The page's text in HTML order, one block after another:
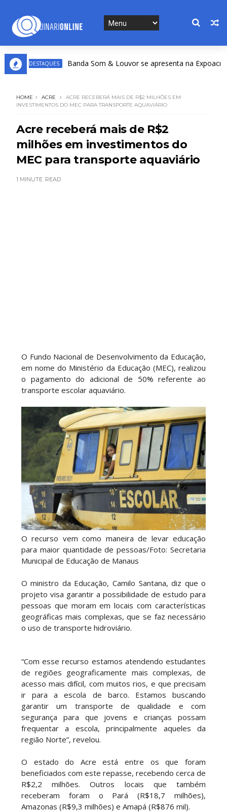
DESTAQUES Banda Som & Louvor se apresenta na Expoacre
HOME ACRE
ACRE RECEBERÁ MAIS DE R$2 MILHÕES EM
INVESTIMENTOS DO MEC PARA TRANSPORTE AQUAVIÁRIO
Acre receberá mais de R$2
milhões em investimentos do
MEC para transporte aquaviário
1 MINUTE READ
O Fundo Nacional de Desenvolvimento da Educação,
em nome do Ministério da Educação (MEC), realizou
o pagamento do adicional de 50% referente ao
transporte escolar aquaviário.
O recurso vem como maneira de levar educação
para maior quantidade de pessoas/Foto: Secretaria
Municipal de Educação de Manaus
O ministro da Educação, Camilo Santana, diz que o
projeto visa garantir a possibilidade de estudo para
pessoas que moram em locais com características
geográficas mais complexas, que se faz necessário
o uso de transporte hidroviário.
“Com esse recurso estamos atendendo estudantes
de regiões geograficamente mais complexas, de
acesso mais difícil, com muitos rios, e que precisam
ir para a escola de barco. Estamos buscando
garantir um transporte de qualidade e com
segurança para que jovens e crianças possam
frequentar a escola, principalmente aqueles da
região Norte”, revelou.
O estado do Acre está entre os que foram
beneficiados com este repasse, recebendo cerca de
R$2,2 milhões. Outros locais que também
receberam foram o Pará (R$18,7 milhões),
Amazonas (R$9,3 milhões) e Amapá (R$876 mil).